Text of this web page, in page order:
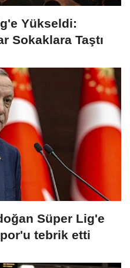
Yükseldi:
Sokaklara Taştı
Süper Lig'e
tebrik etti